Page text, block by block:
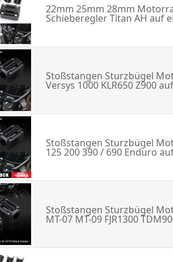
22mm 25mm 28mm
Schieberegler Titan AH auf
Stoßstangen Sturzbügel
Versys 1000 KLR650 Z900
Stoßstangen Sturzbügel
125 200 390 / 690 Enduro
Stoßstangen Sturzbügel
MT-07 MT-09 FJR1300